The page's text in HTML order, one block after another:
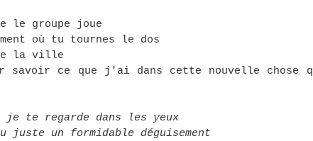
le groupe joue
où tu tournes le dos
la ville
savoir ce que j'ai dans cette nouvelle chose
te regarde dans les yeux
un formidable déguisement